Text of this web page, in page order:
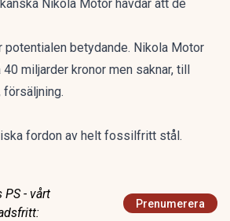
Nikola Motor hävdar att de
potentialen betydande. Nikola Motor
miljarder kronor men saknar, till
försäljning.
fordon av helt fossilfritt stål.
PS - vårt
Prenumerera